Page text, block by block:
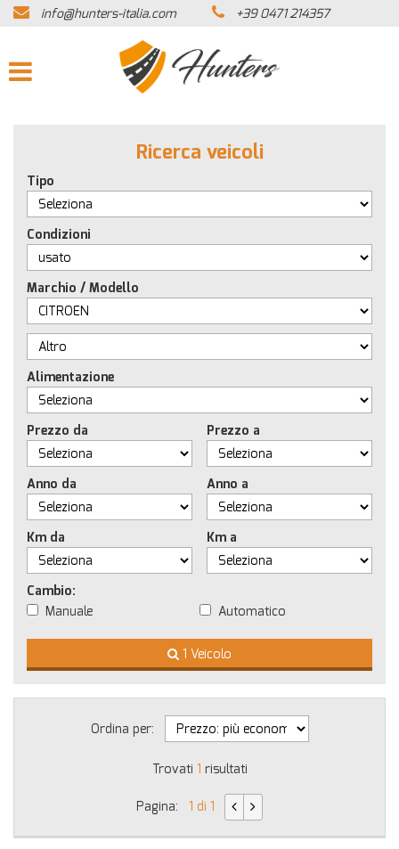
HOME
AZIENDA
ACQUISTIAMO USATO
ASSISTENZA
CONTATTI
NEWS
AREA COMMERCIANTI
info@hunters-italia.com +39 0471 214357
Ricerca veicoli
Tipo
Condizioni
Marchio / Modello
Alimentazione
Prezzo da Prezzo a
Anno da Anno a
Km da Km a
Cambio:
Manuale
Automatico
1 Veicolo
Ordina per:
Trovati 1 risultati
Pagina: 1 di 1